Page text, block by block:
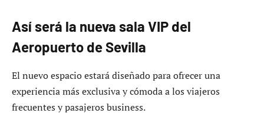
Así será la nueva sala VIP del
Aeropuerto de Sevilla
El nuevo espacio estará diseñado para ofrecer una
experiencia más exclusiva y cómoda a los viajeros
frecuentes y pasajeros business.